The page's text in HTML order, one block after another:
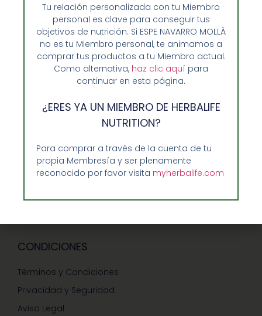
Opiniones de Clientes
Sobre Nosotros y Herbalife
Ventajas de Comprar en Enformaherbal.com
GUIA RAPIDA Y AYUDA
Precios-Envíos-Formas de Pago
Teléfono/whatsapp: 686 27 55 23
Contáctenos
CONDICIONES
Términos y Condiciones
Privacidad y Seguridad
Aviso Legal
Tu relación personalizada con tu Miembro
personal es clave para conseguir tus
objetivos de nutrición. Si ESPE NAVARRO MOLLÀ
no es tu Miembro personal, te animamos a
comprar tus productos a tu Miembro actual.
Como alternativa, haz clic aquí para
continuar en esta página.
¿ERES YA UN MIEMBRO DE HERBALIFE
NUTRITION?
Para comprar a través de la cuenta de tu
propia Membresía y ser plenamente
reconocido por favor visita myherbalife.com